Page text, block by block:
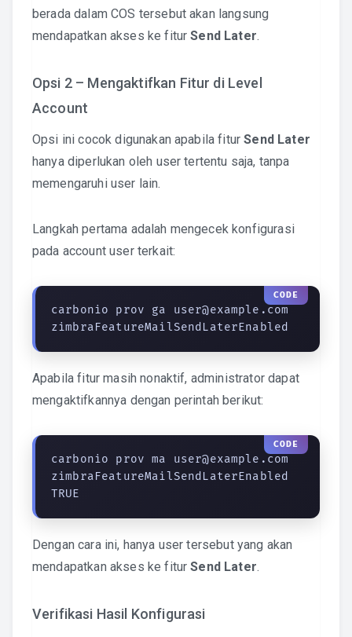
berada dalam COS tersebut akan langsung
mendapatkan akses ke fiturSend Later.
Opsi 2 – Mengaktifkan Fitur di Level
Account
Opsi ini cocok digunakan apabila fiturSend Later
hanya diperlukan oleh user tertentu saja, tanpa
memengaruhi user lain.
Langkah pertama adalah mengecek konfigurasi
pada account user terkait:
carbonio prov ga user@example.com
zimbraFeatureMailSendLaterEnabled
Apabila fitur masih nonaktif, administrator dapat
mengaktifkannya dengan perintah berikut:
carbonio prov ma user@example.com
zimbraFeatureMailSendLaterEnabled
TRUE
Dengan cara ini, hanya user tersebut yang akan
mendapatkan akses ke fiturSend Later.
Verifikasi Hasil Konfigurasi